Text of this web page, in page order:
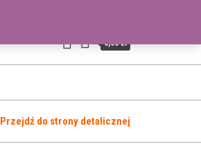
0,00 zł
Przejdź do strony detalicznej